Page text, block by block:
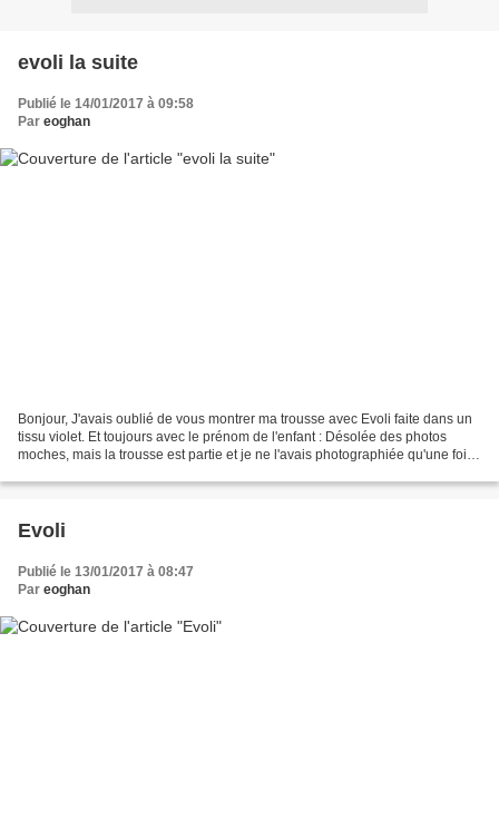
evoli la suite
Publié le 14/01/2017 à 09:58
Par eoghan
Bonjour, J'avais oublié de vous montrer ma trousse avec Evoli faite dans un
tissu violet. Et toujours avec le prénom de l'enfant : Désolée des photos
moches, mais la trousse est partie et je ne l'avais photographiée qu'une fois
Evoli
Publié le 13/01/2017 à 08:47
Par eoghan